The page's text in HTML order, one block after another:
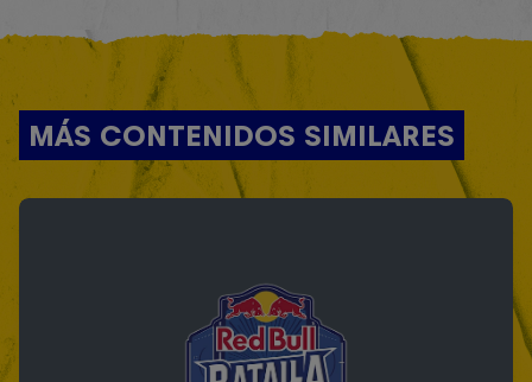
MÁS CONTENIDOS SIMILARES